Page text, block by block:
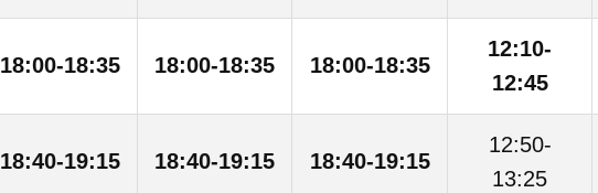
18:00-18:35 18:00-18:35 18:00-18:35
12:10-
12:45
18:40-19:15 18:40-19:15 18:40-19:15
12:50-
13:25